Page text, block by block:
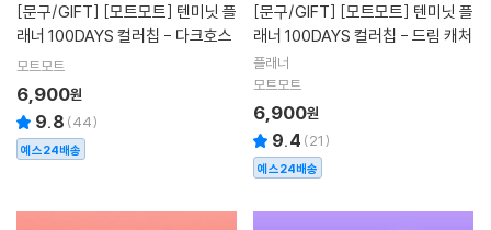
[문구/GIFT]
래너 100DAYS 컬러칩 - 다크호스
모트모트
6,900원
9.8 (44)
예스24배송
[문구/GIFT]
래너 100DAYS 컬러칩 - 드림 캐처
플래너
모트모트
6,900원
9.4 (21)
예스24배송